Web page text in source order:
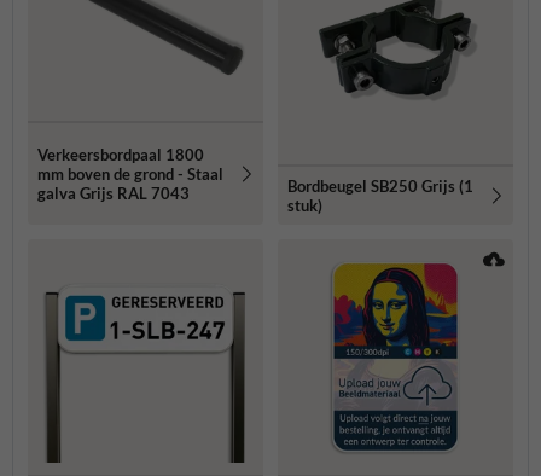
Verkeersbordpaal 1800
mm boven de grond - Staal
galva Grijs RAL 7043
Bordbeugel SB250 Grijs (1
stuk)